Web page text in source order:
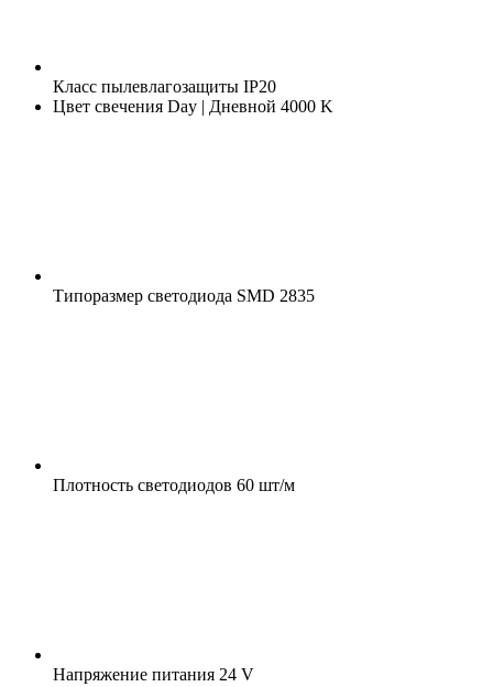
Класс пылевлагозащиты IP20
Цвет свечения Day | Дневной 4000 K
Типоразмер светодиода SMD 2835
Плотность светодиодов 60 шт/м
Напряжение питания 24 V